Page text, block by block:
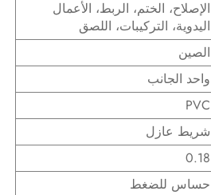
الإصلاح، الختم، الربط، الأعمال
اليدوية، التركيبات، اللصق
الصين
واحد الجانب
PVC
شريط عازل
0.18
حساس للضغط